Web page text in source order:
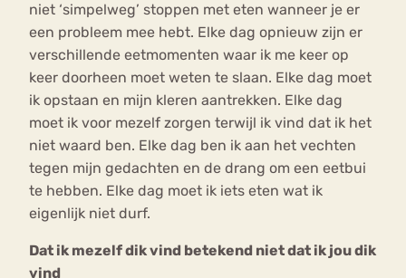
niet ‘simpelweg’ stoppen met eten wanneer je er
een probleem mee hebt. Elke dag opnieuw zijn er
verschillende eetmomenten waar ik me keer op
keer doorheen moet weten te slaan. Elke dag moet
ik opstaan en mijn kleren aantrekken. Elke dag
moet ik voor mezelf zorgen terwijl ik vind dat ik het
niet waard ben. Elke dag ben ik aan het vechten
tegen mijn gedachten en de drang om een eetbui
te hebben. Elke dag moet ik iets eten wat ik
eigenlijk niet durf.
Dat ik mezelf dik vind betekend niet dat ik jou dik
vind